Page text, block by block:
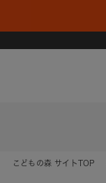
こどもの森 サイトTOP